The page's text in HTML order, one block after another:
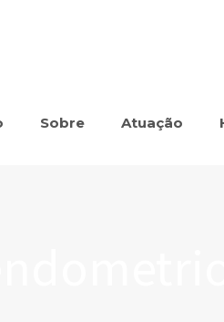
Sobre Atuação